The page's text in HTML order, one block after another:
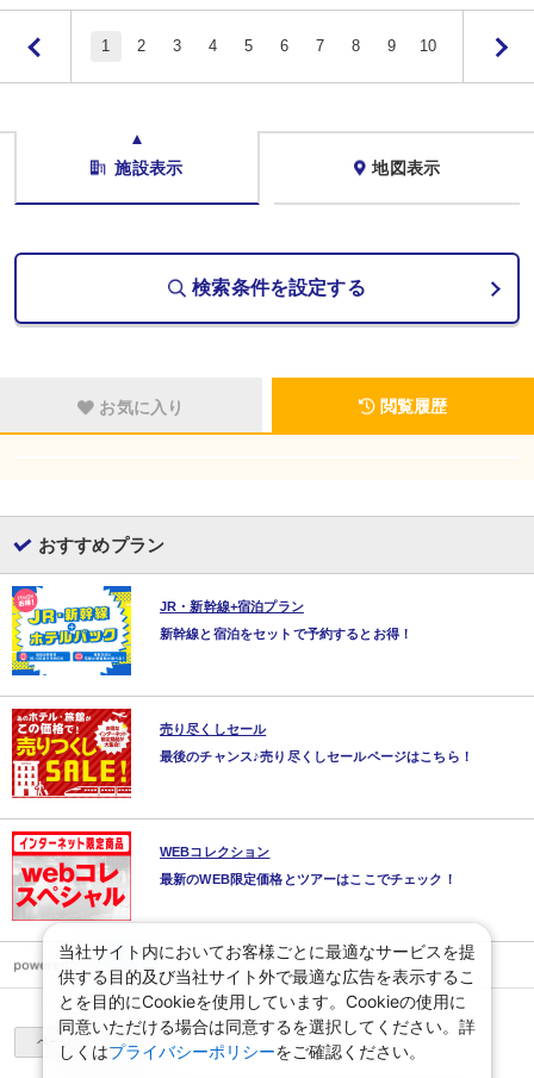
1 2 3 4 5 6 7 8 9 10
施設表示 地図表示
検索条件を設定する
お気に入り 閲覧履歴
おすすめプラン
JR・新幹線+宿泊プラン
新幹線と宿泊をセットで予約するとお得！
売り尽くしセール
最後のチャンス♪売り尽くしセールページはこちら！
WEBコレクション
最新のWEB限定価格とツアーはここでチェック！
ページ上部へ
当社サイト内においてお客様ごとに最適なサービスを提
供する目的及び当社サイト外で最適な広告を表示するこ
とを目的にCookieを使用しています。Cookieの使用に
同意いただける場合は同意するを選択してください。詳
しくはプライバシーポリシーをご確認ください。